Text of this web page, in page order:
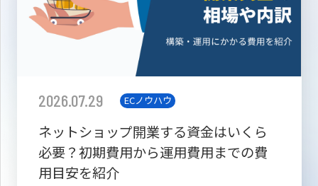
2026.07.29 ECノウハウ
ネットショップ開業する資金はいくら
必要？初期費用から運用費用までの費
用目安を紹介